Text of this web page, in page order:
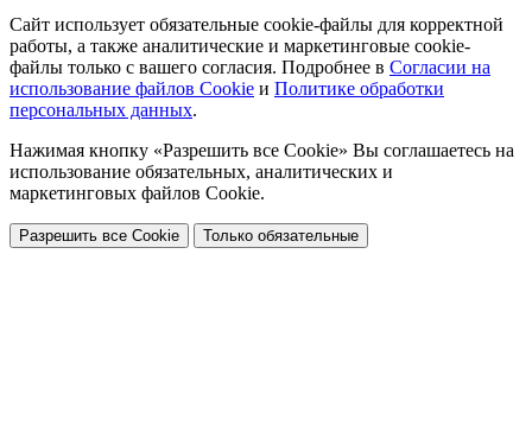
Сайт использует обязательные cookie-файлы для корректной
работы, а также аналитические и маркетинговые cookie-
файлы только с вашего согласия. Подробнее в Согласии на
использование файлов Cookie и Политике обработки
персональных данных.
Нажимая кнопку «Разрешить все Cookie» Вы соглашаетесь на
использование обязательных, аналитических и
маркетинговых файлов Cookie.
Разрешить все Cookie Только обязательные